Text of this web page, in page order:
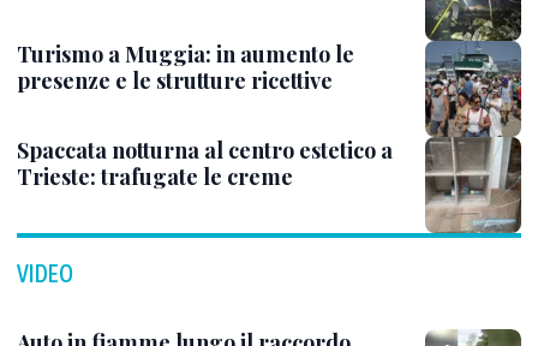
Turismo a Muggia: in aumento le
presenze e le strutture ricettive
Spaccata notturna al centro estetico a
Trieste: trafugate le creme
VIDEO